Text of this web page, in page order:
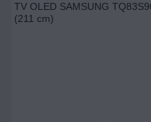
TV OLED SAMSUNG
(211 cm)